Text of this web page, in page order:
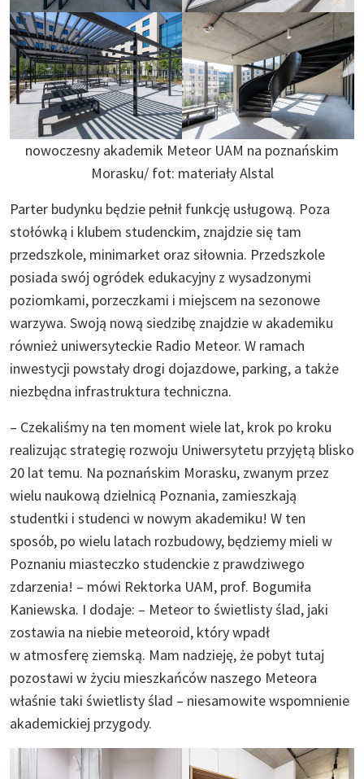
nowoczesny akademik Meteor UAM na poznańskim
Morasku/ fot: materiały Alstal
Parter budynku będzie pełnił funkcję usługową. Poza
stołówką i klubem studenckim, znajdzie się tam
przedszkole, minimarket oraz siłownia. Przedszkole
posiada swój ogródek edukacyjny z wysadzonymi
poziomkami, porzeczkami i miejscem na sezonowe
warzywa. Swoją nową siedzibę znajdzie w akademiku
również uniwersyteckie Radio Meteor. W ramach
inwestycji powstały drogi dojazdowe, parking, a także
niezbędna infrastruktura techniczna.
– Czekaliśmy na ten moment wiele lat, krok po kroku
realizując strategię rozwoju Uniwersytetu przyjętą blisko
20 lat temu. Na poznańskim Morasku, zwanym przez
wielu naukową dzielnicą Poznania, zamieszkają
studentki i studenci w nowym akademiku! W ten
sposób, po wielu latach rozbudowy, będziemy mieli w
Poznaniu miasteczko studenckie z prawdziwego
zdarzenia! – mówi Rektorka UAM, prof. Bogumiła
Kaniewska. I dodaje: – Meteor to świetlisty ślad, jaki
zostawia na niebie meteoroid, który wpadł
w atmosferę ziemską. Mam nadzieję, że pobyt tutaj
pozostawi w życiu mieszkańców naszego Meteora
właśnie taki świetlisty ślad – niesamowite wspomnienie
akademickiej przygody.